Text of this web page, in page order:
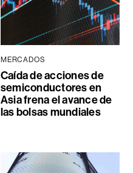
MERCADOS
Caída de acciones de
semiconductores en
Asia frena el avance de
las bolsas mundiales